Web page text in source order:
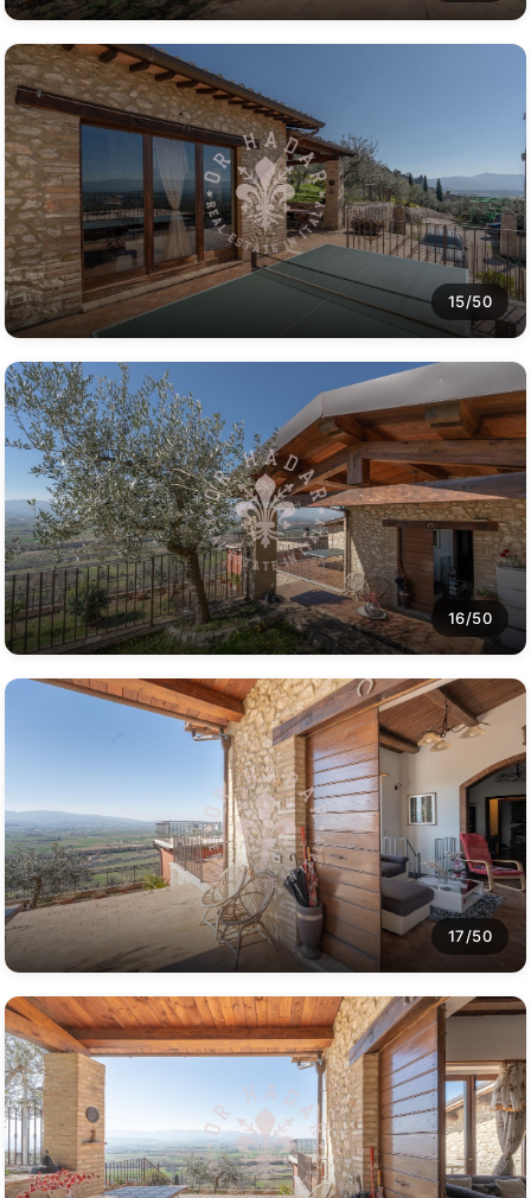
15/50
16/50
17/50